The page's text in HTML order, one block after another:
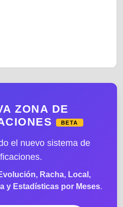
ZONA DE
BETA
el nuevo sistema de
Racha, Local,
y Estadísticas por Meses.